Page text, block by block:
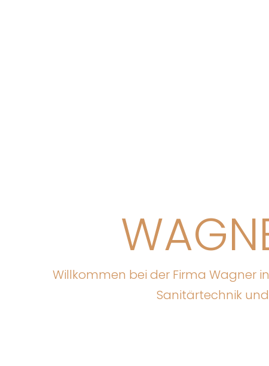
Willkommen bei der Firma Wagner
Sanitärtechnik